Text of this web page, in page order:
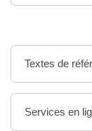
Textes de
Services en